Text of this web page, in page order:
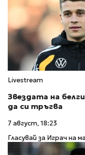
Livestream
Звездата на
да си тръгва
7 август, 18:23
Гласувай за Играч на